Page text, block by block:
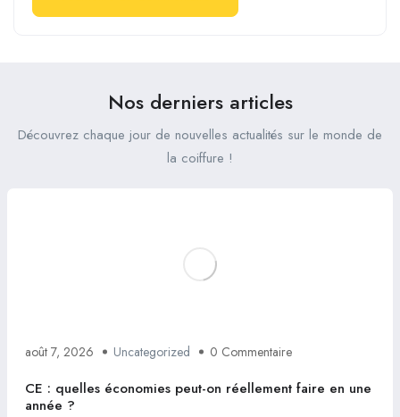
Nos derniers articles
Découvrez chaque jour de nouvelles actualités sur le monde de
la coiffure !
août 7, 2026 Uncategorized 0 Commentaire
CE : quelles économies peut-on réellement faire en une
année ?